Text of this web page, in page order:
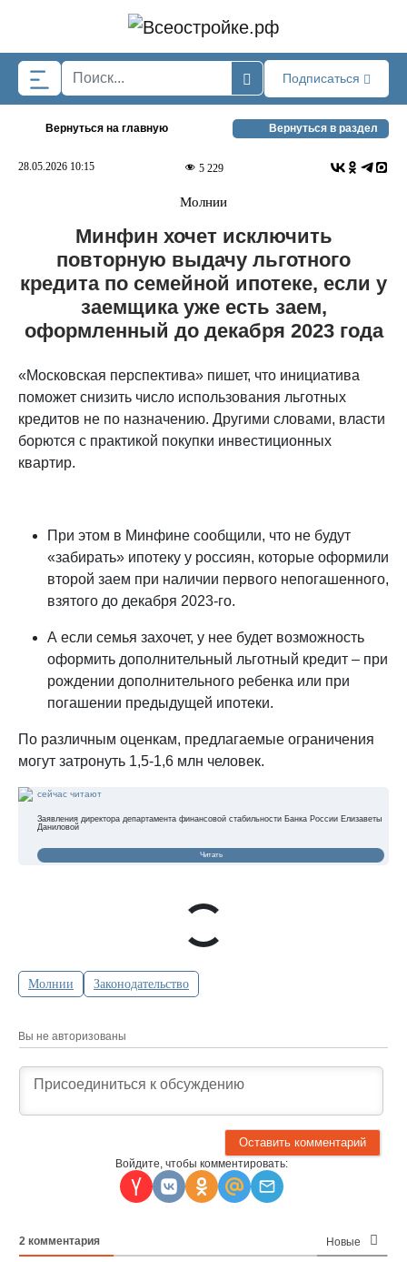
Подписаться
Вернуться на главную Вернуться в раздел
28.05.2026 10:15 5 229
Молнии
Минфин хочет исключить
повторную выдачу льготного
кредита по семейной ипотеке, если у
заемщика уже есть заем,
оформленный до декабря 2023 года
«Московская перспектива» пишет, что инициатива
поможет снизить число использования льготных
кредитов не по назначению. Другими словами, власти
борются с практикой покупки инвестиционных
квартир.
При этом в Минфине сообщили, что не будут
«забирать» ипотеку у россиян, которые оформили
второй заем при наличии первого непогашенного,
взятого до декабря 2023-го.
А если семья захочет, у нее будет возможность
оформить дополнительный льготный кредит – при
рождении дополнительного ребенка или при
погашении предыдущей ипотеки.
По различным оценкам, предлагаемые ограничения
могут затронуть 1,5-1,6 млн человек.
сейчас читают
Заявления директора департамента финансовой стабильности Банка России Елизаветы
Даниловой
Читать
Молнии Законодательство
Вы не авторизованы
Войдите, чтобы комментировать:
2 комментария Новые